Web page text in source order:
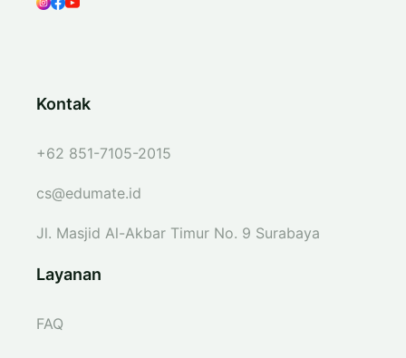
Kontak
+62 851-7105-2015
cs@edumate.id
Jl. Masjid Al-Akbar Timur No. 9 Surabaya
Layanan
FAQ